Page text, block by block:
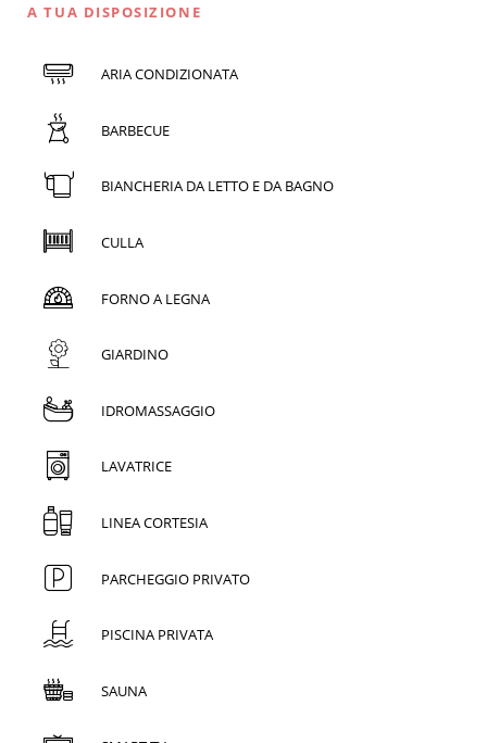
A TUA DISPOSIZIONE
ARIA CONDIZIONATA
BARBECUE
BIANCHERIA DA LETTO E DA BAGNO
CULLA
FORNO A LEGNA
GIARDINO
IDROMASSAGGIO
LAVATRICE
LINEA CORTESIA
PARCHEGGIO PRIVATO
PISCINA PRIVATA
SAUNA